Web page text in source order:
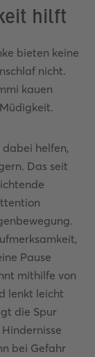
hilft
bieten keine
nicht.
kauen
dabei helfen,
Das seit
Pause
mithilfe von
lenkt leicht
die Spur
bei Gefahr